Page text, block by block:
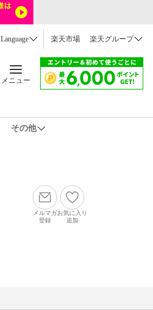
Language 楽天市場 楽天グループ
メニュー
その他
メルマガ
登録
お気に入り
追加